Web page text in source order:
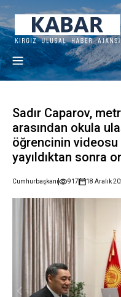
Sadır Caparov,
arasından okula
öğrencinin
yayıldıktan sonra
Cumhurbaşkanı 917 18 Aralık